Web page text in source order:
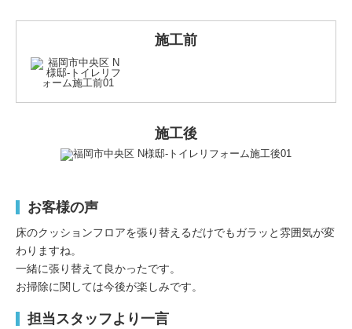
施工前
施工後
お客様の声
床のクッションフロアを張り替えるだけでもガラッと雰囲気が変
わりますね。
一緒に張り替えて良かったです。
お掃除に関しては今後が楽しみです。
担当スタッフより一言